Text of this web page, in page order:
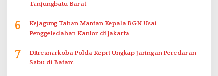
Tanjungbatu Barat
6
Kejagung Tahan Mantan Kepala BGN Usai
Penggeledahan Kantor di Jakarta
7
Ditresnarkoba Polda Kepri Ungkap Jaringan Peredaran
Sabu di Batam